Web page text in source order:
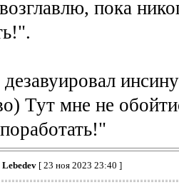
пока
Тут мне не
[ 23 ноя 2023 23:40 ]